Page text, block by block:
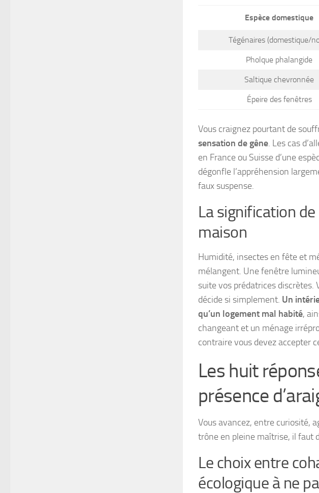
Espèce domestique
Tégénaires (domestique/
Pholque phalangide
Saltique chevronnée
Épeire des fenêtres
Vous craignez pourtant de
sensation de gêne. Les cas
en France ou Suisse d’une
dégonfle l’appréhension
faux suspense.
La signification de
maison
Humidité, insectes en fête et
mélangent. Une fenêtre
suite vos prédatrices discrètes.
décide si simplement. Un
qu’un logement mal habité,
changeant et un ménage
contraire vous devez accepter
Les huit
présence
Vous avancez, entre curiosité,
trône en pleine maîtrise, il faut
Le choix entre
écologique à ne